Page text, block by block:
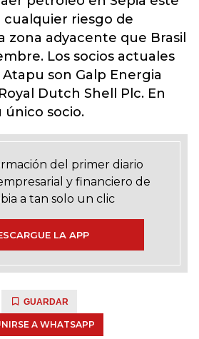
riesgo de
zona adyacente que Brasil
Los socios actuales
son Galp Energia
Dutch Shell Plc. En
único socio.
del primer diario
y financiero de
a tan solo un clic
LA APP
GUARDAR
A WHATSAPP